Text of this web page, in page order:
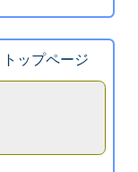
トップページ